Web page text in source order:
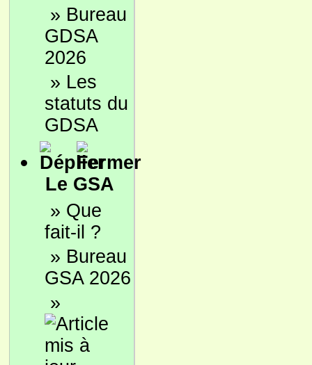
» Bureau
GDSA
2026
» Les
statuts du
GDSA
Le GSA
» Que
fait-il ?
» Bureau
GSA 2026
»